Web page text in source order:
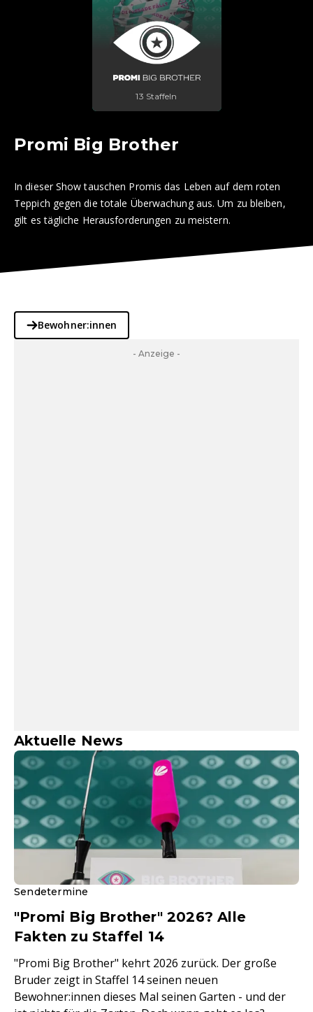
13 Staffeln
Promi Big Brother
In dieser Show tauschen Promis das Leben auf dem roten
Teppich gegen die totale Überwachung aus. Um zu bleiben,
gilt es tägliche Herausforderungen zu meistern.
Bewohner:innen
- Anzeige -
Aktuelle News
Sendetermine
"Promi Big Brother" 2026? Alle
Fakten zu Staffel 14
"Promi Big Brother" kehrt 2026 zurück. Der große
Bruder zeigt in Staffel 14 seinen neuen
Bewohner:innen dieses Mal seinen Garten - und der